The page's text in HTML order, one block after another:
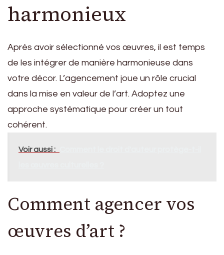
harmonieux
Après avoir sélectionné vos œuvres, il est temps
de les intégrer de manière harmonieuse dans
votre décor. L’agencement joue un rôle crucial
dans la mise en valeur de l’art. Adoptez une
approche systématique pour créer un tout
cohérent.
Voir aussi :
Comment agencer vos
œuvres d’art ?